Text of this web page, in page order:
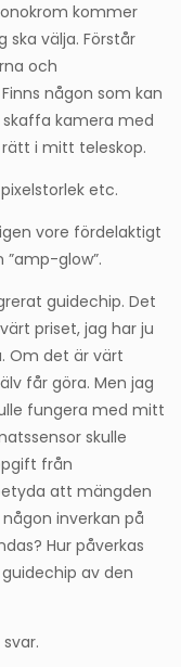
kommer
välja. Förstår
och
någon som kan
skaffa kamera med
i mitt teleskop.
etc.
vore fördelaktigt
glow”.
guidechip. Det
priset, jag har ju
Om det är värt
får göra. Men jag
fungera med mitt
skulle
från
att mängden
inverkan på
Hur påverkas
av den